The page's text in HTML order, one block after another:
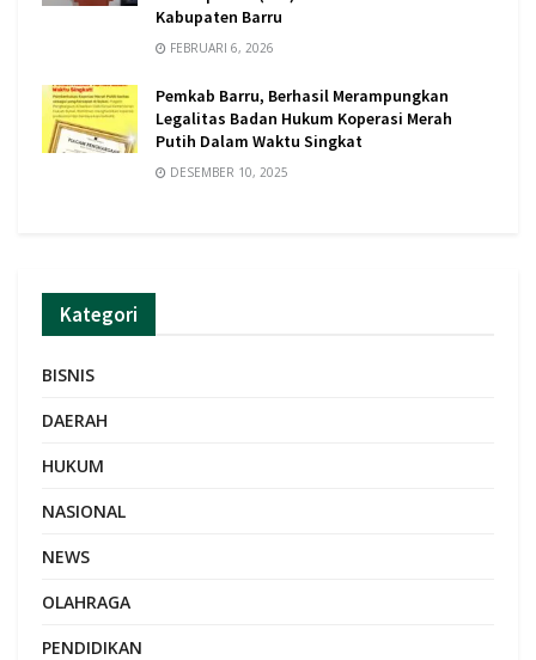
Kabupaten Barru
FEBRUARI 6, 2026
Pemkab Barru, Berhasil Merampungkan
Legalitas Badan Hukum Koperasi Merah
Putih Dalam Waktu Singkat
DESEMBER 10, 2025
Kategori
BISNIS
DAERAH
HUKUM
NASIONAL
NEWS
OLAHRAGA
PENDIDIKAN